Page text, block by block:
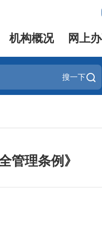
机构概况 网上
搜一下
管理条例》